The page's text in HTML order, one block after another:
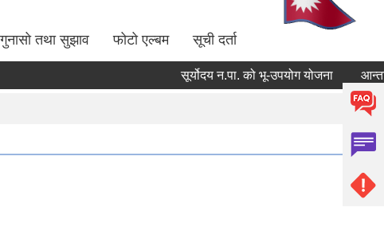
गुनासो तथा सुझाव फोटो एल्बम सूची दर्ता
सूर्योदय न.पा. को भू-उपयोग योजना आन्तरिक